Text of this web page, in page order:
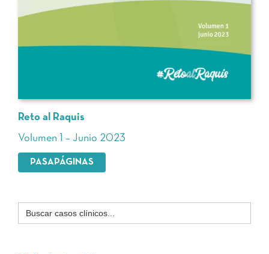
Reto al Raquis
Volumen 1 – Junio 2023
PASAPÁGINAS
Buscar: